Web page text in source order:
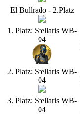
El Bullrado - 2.Platz
1. Platz: Stellaris WB-
04
2. Platz: Stellaris WB-
04
3. Platz: Stellaris WB-
04